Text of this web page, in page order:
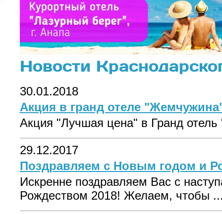
Новости
30.01.2018
Акция в гранд отеле
Акция "Лучшая цена" в Гранд
29.12.2017
Поздравляем с Новым годом и
Искренне поздравляем Вас с
Рождеством 2018! Желаем, чтобы